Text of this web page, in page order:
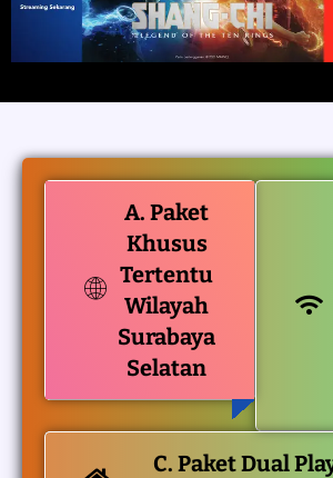
A. Paket
Khusus
Tertentu
Wilayah
Surabaya
Selatan
C. Paket Dual